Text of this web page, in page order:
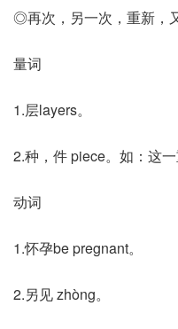
◎再次，另一次，重新，
量词
1.层layers。
2.种，件 piece。如：这一
动词
1.怀孕be pregnant。
2.另见 zhòng。